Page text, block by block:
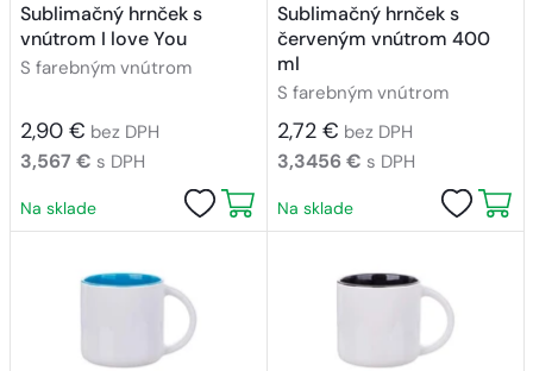
Sublimačný hrnček s
vnútrom I love You
S farebným vnútrom
2,90 € bez DPH
3,567 € s DPH
Na sklade
Sublimačný hrnček s
červeným vnútrom 400
ml
S farebným vnútrom
2,72 € bez DPH
3,3456 € s DPH
Na sklade